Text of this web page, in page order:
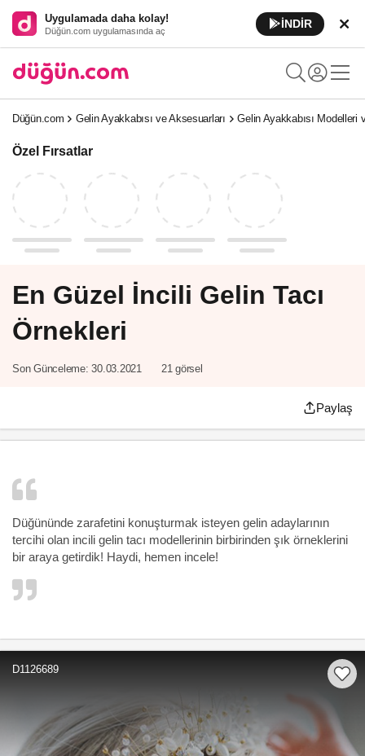
Uygulamada daha kolay!
Düğün.com uygulamasında aç
İNDİR
Düğün.com Gelin Ayakkabısı ve Aksesuarları Gelin Ayakkabısı Modelleri
Özel Fırsatlar
En Güzel İncili Gelin Tacı
Örnekleri
Son Günceleme: 30.03.2021 21 görsel
Paylaş
Düğününde zarafetini konuşturmak isteyen gelin adaylarının
tercihi olan incili gelin tacı modellerinin birbirinden şık örneklerini
bir araya getirdik! Haydi, hemen incele!
D1126689